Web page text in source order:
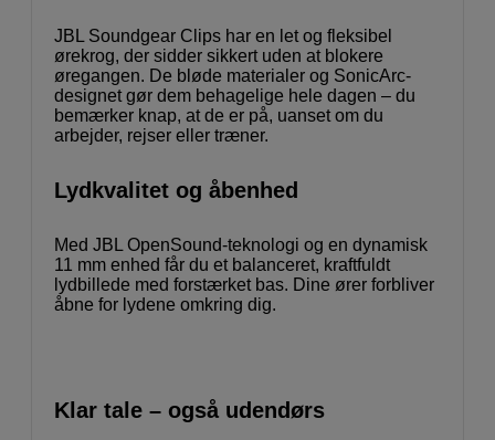
JBL Soundgear Clips har en let og fleksibel
ørekrog, der sidder sikkert uden at blokere
øregangen. De bløde materialer og SonicArc-
designet gør dem behagelige hele dagen – du
bemærker knap, at de er på, uanset om du
arbejder, rejser eller træner.
Lydkvalitet og åbenhed
Med JBL OpenSound-teknologi og en dynamisk
11 mm enhed får du et balanceret, kraftfuldt
lydbillede med forstærket bas. Dine ører forbliver
åbne for lydene omkring dig.
Klar tale – også udendørs